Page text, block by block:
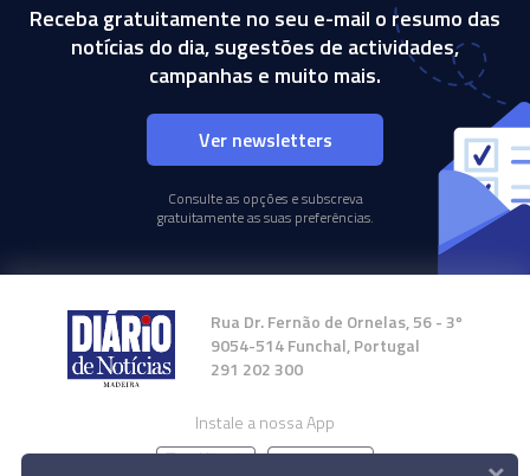
Receba gratuitamente no seu e-mail o resumo das
notícias do dia, sugestões de actividades,
campanhas e muito mais.
Ver newsletters
Consulte as opções e subscreva
gratuitamente as suas preferências.
Rua Dr. Fernão de Ornelas, 56 - 3º
9054-514 Funchal, Portugal
291 202 300
Instale a nossa App